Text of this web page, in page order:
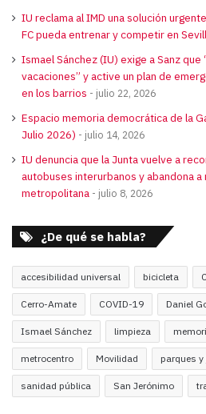
IU reclama al IMD una solución
FC pueda entrenar y competir en
Ismael Sánchez (IU) exige a Sanz que
vacaciones” y active un plan de
en los barrios
julio 22, 2026
Espacio memoria democrática de la
Julio 2026)
julio 14, 2026
IU denuncia que la Junta vuelve a
autobuses interurbanos y abandona
metropolitana
julio 8, 2026
¿De qué se habla?
accesibilidad universal bicicleta
Cerro-Amate COVID-19 Daniel
Ismael Sánchez limpieza
metrocentro Movilidad parques
sanidad pública San Jerónimo